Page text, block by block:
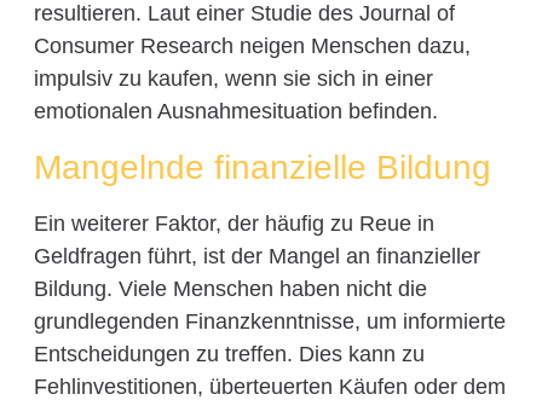
resultieren. Laut einer Studie des Journal of
Consumer Research neigen Menschen dazu,
impulsiv zu kaufen, wenn sie sich in einer
emotionalen Ausnahmesituation befinden.
Mangelnde finanzielle Bildung
Ein weiterer Faktor, der häufig zu Reue in
Geldfragen führt, ist der Mangel an finanzieller
Bildung. Viele Menschen haben nicht die
grundlegenden Finanzkenntnisse, um informierte
Entscheidungen zu treffen. Dies kann zu
Fehlinvestitionen, überteuerten Käufen oder dem